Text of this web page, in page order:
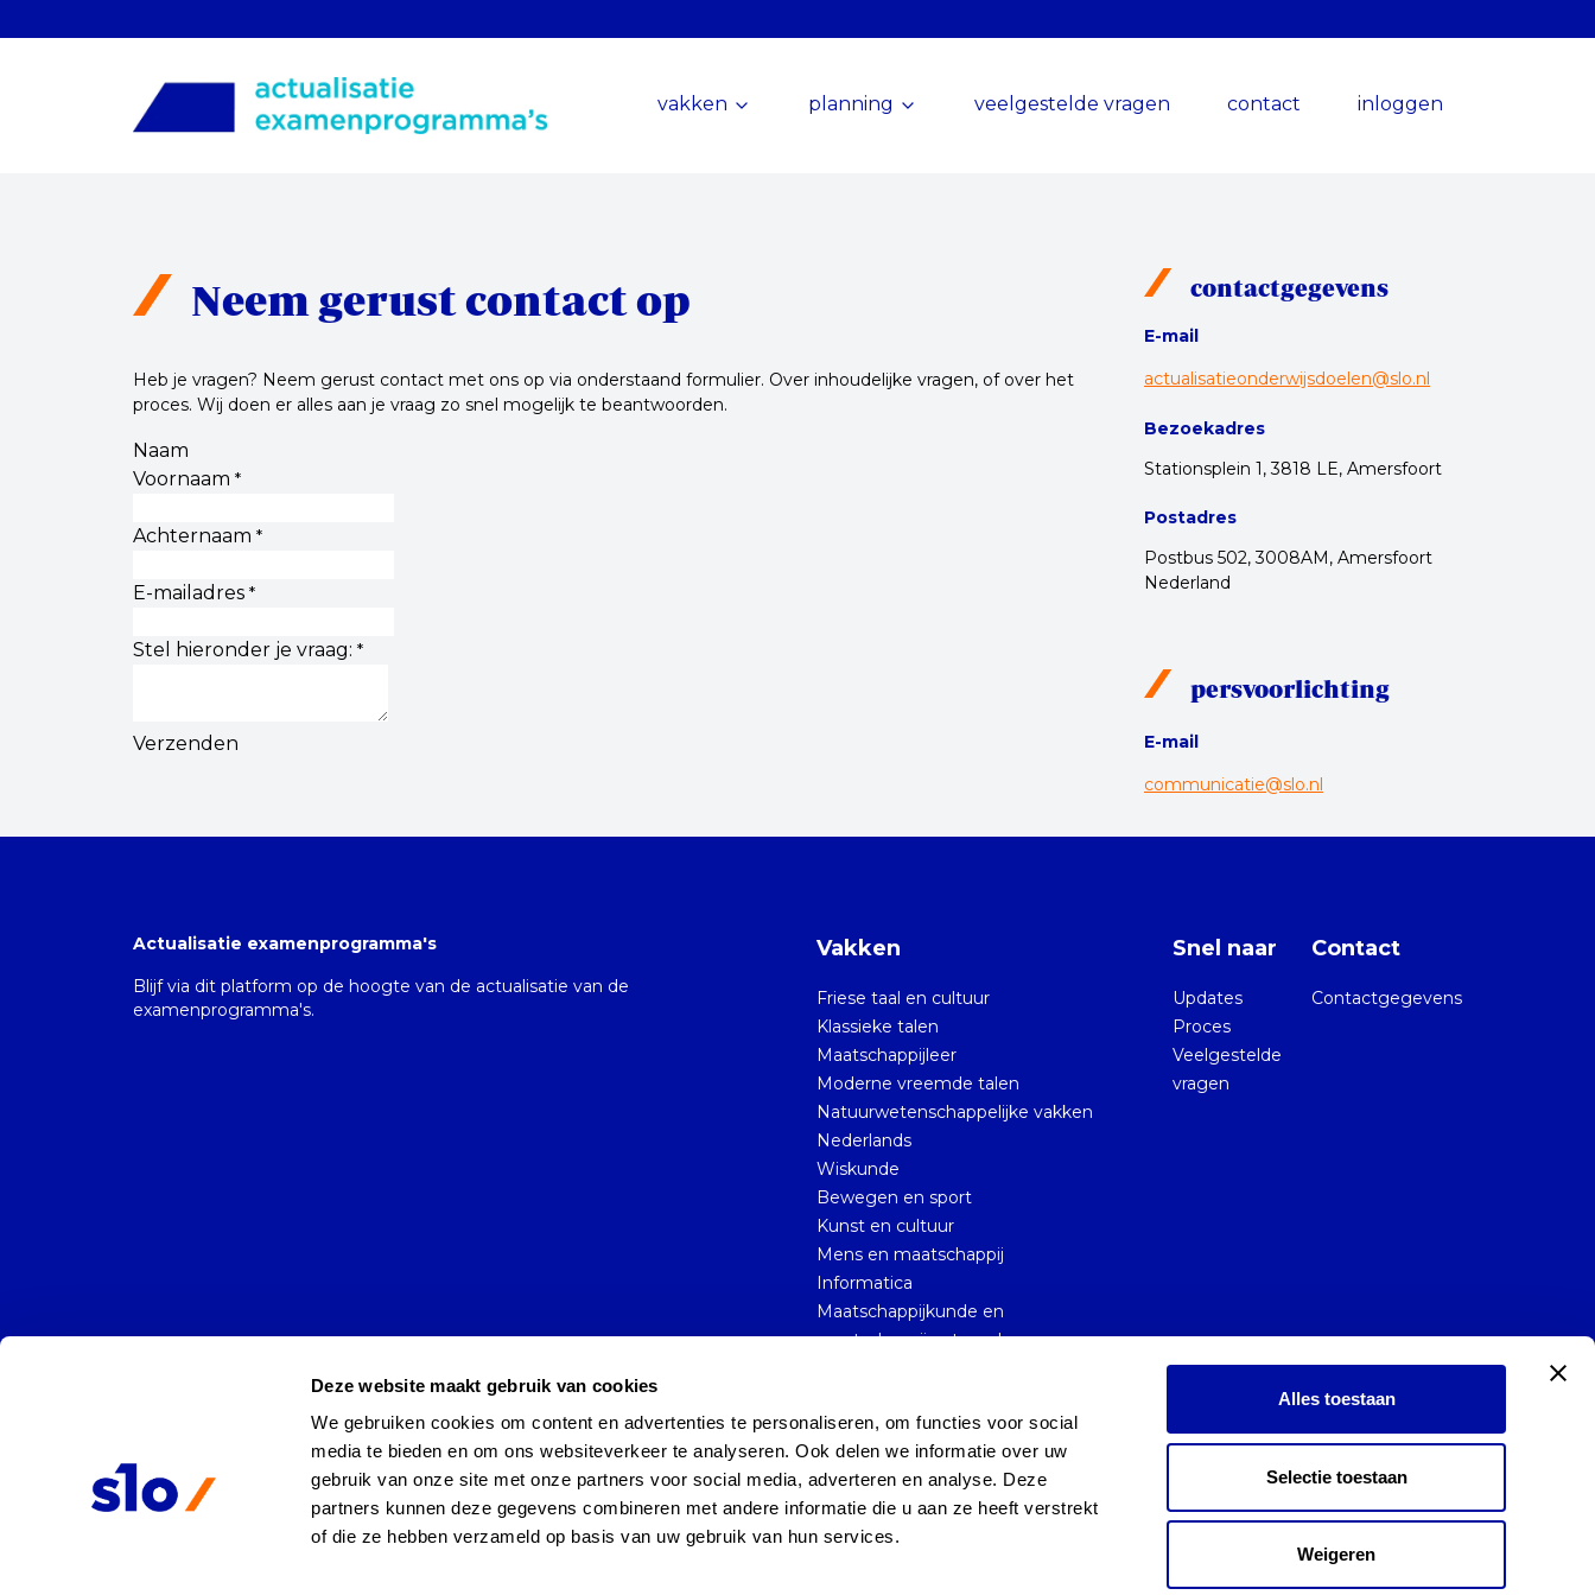
Deze website maakt gebruik van cookies
We gebruiken cookies om content en advertenties te personaliseren, om functies voor social
media te bieden en om ons websiteverkeer te analyseren. Ook delen we informatie over uw
gebruik van onze site met onze partners voor social media, adverteren en analyse. Deze
partners kunnen deze gegevens combineren met andere informatie die u aan ze heeft verstrekt
of die ze hebben verzameld op basis van uw gebruik van hun services.
Alles toestaan
Selectie toestaan
Weigeren
vakken planning veelgestelde vragen contact inloggen
Neem gerust contact op
Heb je vragen? Neem gerust contact met ons op via onderstaand formulier. Over inhoudelijke vragen, of over het
proces. Wij doen er alles aan je vraag zo snel mogelijk te beantwoorden.
Naam
Voornaam *
Achternaam *
E-mailadres *
Stel hieronder je vraag: *
Verzenden
contactgegevens
E-mail
actualisatieonderwijsdoelen@slo.nl
Bezoekadres
Stationsplein 1, 3818 LE, Amersfoort
Postadres
Postbus 502, 3008AM, Amersfoort
Nederland
persvoorlichting
E-mail
communicatie@slo.nl
Actualisatie examenprogramma's
Blijf via dit platform op de hoogte van de actualisatie van de
examenprogramma's.
Vakken
Friese taal en cultuur
Klassieke talen
Maatschappijleer
Moderne vreemde talen
Natuurwetenschappelijke vakken
Nederlands
Wiskunde
Bewegen en sport
Kunst en cultuur
Mens en maatschappij
Informatica
Maatschappijkunde en
maatschappijwetenschappen
Snel naar
Updates
Proces
Veelgestelde
vragen
Contact
Contactgegevens
SitemapPersoonsgegevens en privacy